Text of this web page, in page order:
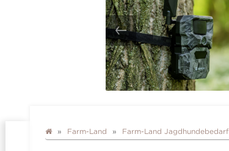
Farm-Land Farm-Land Jagdhundebedarf